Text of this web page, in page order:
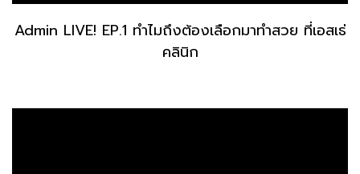
Admin LIVE! EP.1 ทำไมถึงต้องเลือกมาทำสวย ที่เอสเธ่
คลินิก